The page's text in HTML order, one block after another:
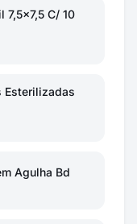
7,5x7,5 C/ 10
Esterilizadas
Agulha Bd